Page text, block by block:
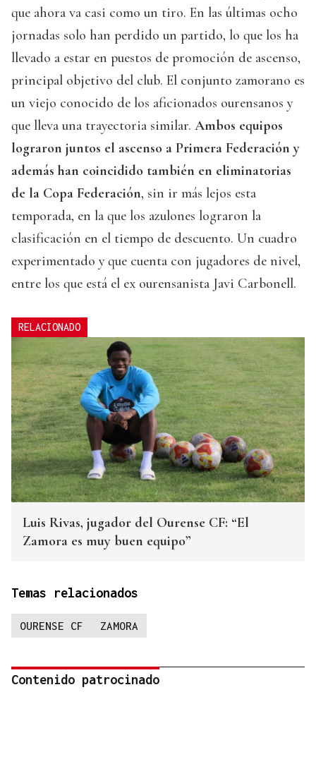
que ahora va casi como un tiro. En las últimas ocho
jornadas solo han perdido un partido, lo que los ha
llevado a estar en puestos de promoción de ascenso,
principal objetivo del club. El conjunto zamorano es
un viejo conocido de los aficionados ourensanos y
que lleva una trayectoria similar. Ambos equipos
lograron juntos el ascenso a Primera Federación y
además han coincidido también en eliminatorias
de la Copa Federación, sin ir más lejos esta
temporada, en la que los azulones lograron la
clasificación en el tiempo de descuento. Un cuadro
experimentado y que cuenta con jugadores de nivel,
entre los que está el ex ourensanista Javi Carbonell.
RELACIONADO
Luis Rivas, jugador del Ourense CF: “El
Zamora es muy buen equipo”
Temas relacionados
OURENSE CF ZAMORA
Contenido patrocinado